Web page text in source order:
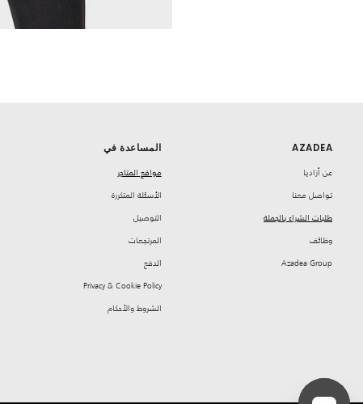
AZADEA
‏عن أزاديا
تواصل معنا
طلبات الشراء بالجملة
‏وظائف
Azadea Group
المساعدة في
مواقع المتاجر
‏الأسئلة المتكررة
‏التوصيل
‏المرتجعات
‏الدفع
Privacy & Cookie Policy
‏الشروط والأحكام